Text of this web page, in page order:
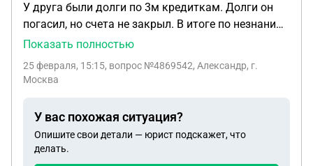
У друга были долги по 3м кредиткам. Долги он
погасил, но счета не закрыл. В итоге по незнанию
накопилась куча долгов на сумму 175 тысяч
исполнительские производства в своё время он
такую огромную сумму нет. Можно ли как-то в
суде оспорить эту сумму, ведь деньгами банков
он фактически не пользовался, это всё пени и
Показать полностью
25 февраля, 15:15, вопрос №4869542, Александр, г.
Москва
У вас похожая ситуация?
Опишите свои детали — юрист подскажет, что
делать.